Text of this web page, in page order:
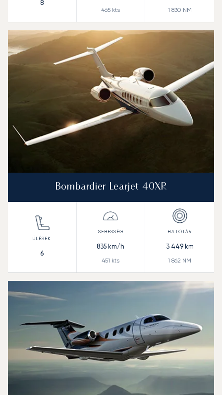
8
465 kts 1 830 NM
Bombardier Learjet 40XR
6
835 km/h
451 kts
3 449km
1 862 NM